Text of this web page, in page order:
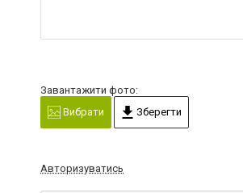
Завантажити фото:
Вибрати
Зберегти
Авторизуватись